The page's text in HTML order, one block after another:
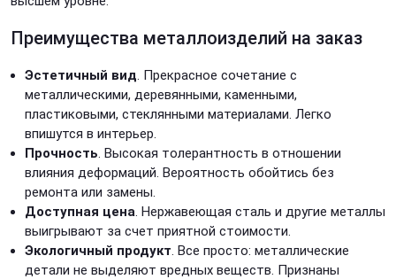
Преимущества металлоизделий на заказ
Эстетичный вид. Прекрасное сочетание с
металлическими, деревянными, каменными,
пластиковыми, стеклянными материалами. Легко
впишутся в интерьер.
Прочность. Высокая толерантность в отношении
влияния деформаций. Вероятность обойтись без
ремонта или замены.
Доступная цена. Нержавеющая сталь и другие металлы
выигрывают за счет приятной стоимости.
Экологичный продукт. Все просто: металлические
детали не выделяют вредных веществ. Признаны